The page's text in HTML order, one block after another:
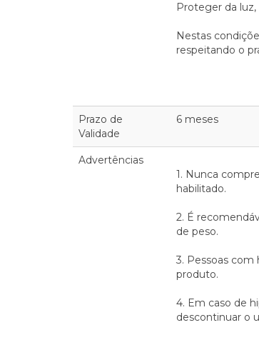
Proteger da
Nestas
respeitando o
Prazo de
Validade
6 meses
Advertências
1. Nunca
habilitado.
2. É
de peso.
3. Pessoas com
produto.
4. Em caso de
descontinuar o